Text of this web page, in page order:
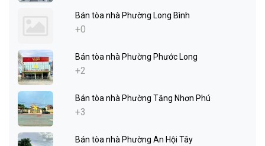
Bán tòa nhà Phường Long Bình
+0
Bán tòa nhà Phường Phước Long
+2
Bán tòa nhà Phường Tăng Nhơn Phú
+3
Bán tòa nhà Phường An Hội Tây